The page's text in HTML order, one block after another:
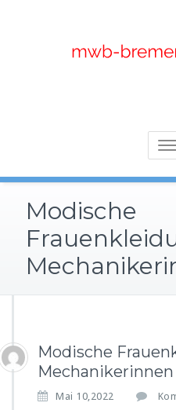
Mwb-
Modische
Modische
Mechanikerinnen
Mai 10,2022